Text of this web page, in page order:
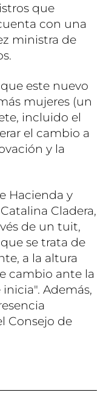
que
con una
ministra de
este nuevo
mujeres (un
incluido el
el cambio a
y la
Hacienda y
Cladera,
de un tuit,
se trata de
a la altura
cambio ante la
Además,
Consejo de